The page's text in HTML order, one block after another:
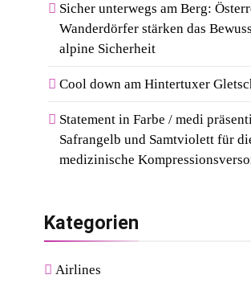
Sicher unterwegs am Berg:
Wanderdörfer stärken das
alpine Sicherheit
Cool down am Hintertuxer
Statement in Farbe / medi
Safrangelb und Samtviolett für
medizinische
Kategorien
Airlines